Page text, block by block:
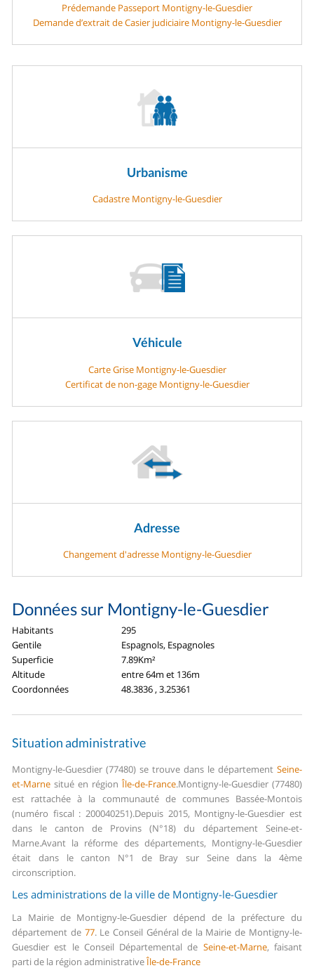
Prédemande Passeport Montigny-le-Guesdier
Demande d’extrait de Casier judiciaire Montigny-le-Guesdier
Urbanisme
Cadastre Montigny-le-Guesdier
Véhicule
Carte Grise Montigny-le-Guesdier
Certificat de non-gage Montigny-le-Guesdier
Adresse
Changement d'adresse Montigny-le-Guesdier
Données sur Montigny-le-Guesdier
Habitants
295
Gentile
Espagnols, Espagnoles
Superficie
7.89Km²
Altitude
entre 64m et 136m
Coordonnées
48.3836 , 3.25361
Situation administrative
Montigny-le-Guesdier (77480) se trouve dans le département Seine-
et-Marne situé en région Île-de-France.Montigny-le-Guesdier (77480)
est rattachée à la communauté de communes Bassée-Montois
(numéro fiscal : 200040251).Depuis 2015, Montigny-le-Guesdier est
dans le canton de Provins (N°18) du département Seine-et-
Marne.Avant la réforme des départements, Montigny-le-Guesdier
était dans le canton N°1 de Bray sur Seine dans la 4ème
circonscription.
Les administrations de la ville de Montigny-le-Guesdier
La Mairie de Montigny-le-Guesdier dépend de la préfecture du
département de 77.Le Conseil Général de la Mairie de Montigny-le-
Guesdier est le Conseil Départemental de Seine-et-Marne, faisant
parti de la région administrativeÎle-de-France